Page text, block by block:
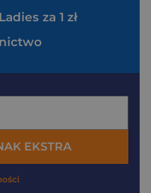
za 1 zł
EKSTRA